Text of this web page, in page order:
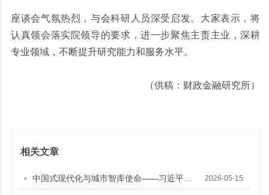
座谈会气氛热烈，与会科研人员深受启发。大家表示，将
认真领会落实院领导的要求，进一步聚焦主责主业，深耕
专业领域，不断提升研究能力和服务水平。
（供稿：财政金融研究所）
相关文章
2026-05-15